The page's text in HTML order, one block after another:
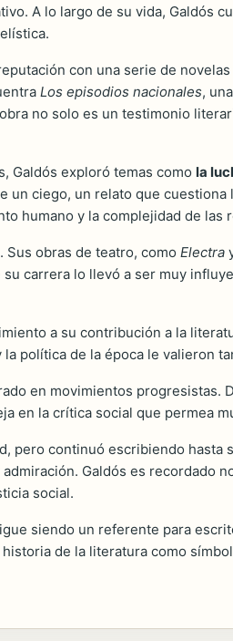
A lo largo de su vida, Galdós
con una serie de
Los episodios nacionales,
no solo es un testimonio
Galdós exploró temas como la
un ciego, un relato que
humano y la complejidad de las
obras de teatro, como Electra
carrera lo llevó a ser muy
a su contribución a la
política de la época le valieron
en movimientos progresistas.
en la crítica social que permea
pero continuó escribiendo
Galdós es recordado
social.
siendo un referente para
de la literatura como